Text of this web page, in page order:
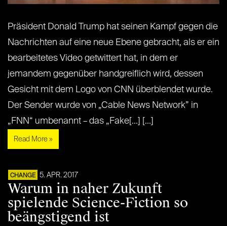
Präsident Donald Trump hat seinen Kampf gegen die
Nachrichten auf eine neue Ebene gebracht, als er ein
bearbeitetes Video getwittert hat, in dem er
jemandem gegenüber handgreiflich wird, dessen
Gesicht mit dem Logo von CNN überblendet wurde.
Der Sender wurde von „Cable News Network” in
„FNN“ umbenannt – das „Fake[...] [...]
Read More »
CHANGE 5. APR. 2017
Warum in naher Zukunft
spielende Science-Fiction so
beängstigend ist